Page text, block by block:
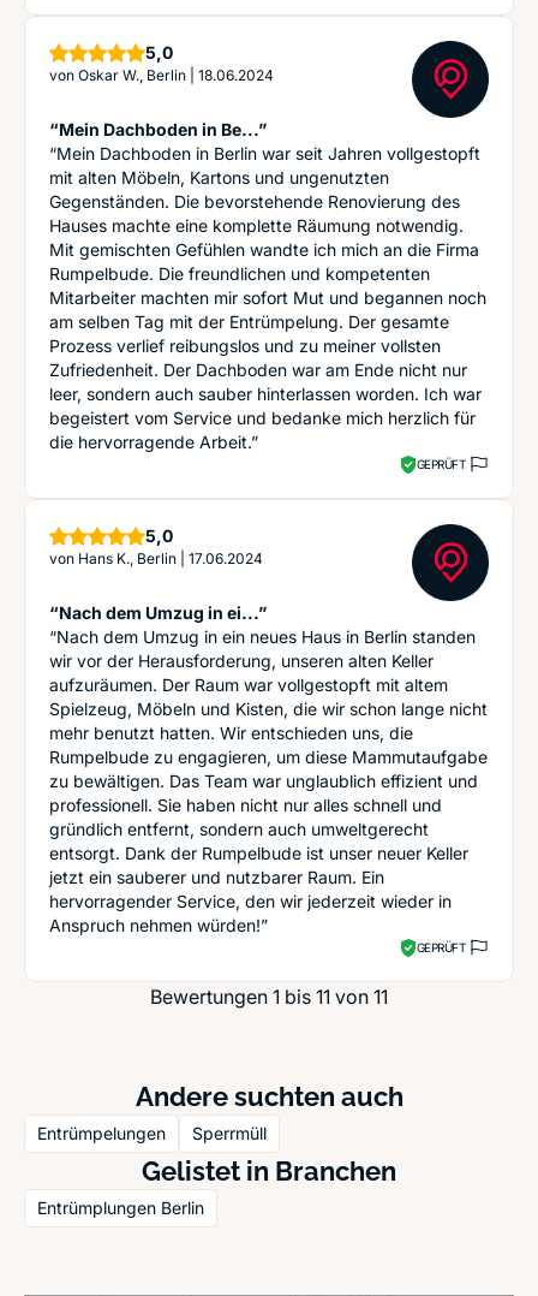
5,0Sterne
von Oskar W., Berlin 18.06.2024
“Mein Dachboden in Be...”
“Mein Dachboden in Berlin war seit Jahren vollgestopft
mit alten Möbeln, Kartons und ungenutzten
Gegenständen. Die bevorstehende Renovierung des
Hauses machte eine komplette Räumung notwendig.
Mit gemischten Gefühlen wandte ich mich an die Firma
Rumpelbude. Die freundlichen und kompetenten
Mitarbeiter machten mir sofort Mut und begannen noch
am selben Tag mit der Entrümpelung. Der gesamte
Prozess verlief reibungslos und zu meiner vollsten
Zufriedenheit. Der Dachboden war am Ende nicht nur
leer, sondern auch sauber hinterlassen worden. Ich war
begeistert vom Service und bedanke mich herzlich für
die hervorragende Arbeit.”
GEPRÜFT
5,0Sterne
von Hans K., Berlin 17.06.2024
“Nach dem Umzug in ei...”
“Nach dem Umzug in ein neues Haus in Berlin standen
wir vor der Herausforderung, unseren alten Keller
aufzuräumen. Der Raum war vollgestopft mit altem
Spielzeug, Möbeln und Kisten, die wir schon lange nicht
mehr benutzt hatten. Wir entschieden uns, die
Rumpelbude zu engagieren, um diese Mammutaufgabe
zu bewältigen. Das Team war unglaublich effizient und
professionell. Sie haben nicht nur alles schnell und
gründlich entfernt, sondern auch umweltgerecht
entsorgt. Dank der Rumpelbude ist unser neuer Keller
jetzt ein sauberer und nutzbarer Raum. Ein
hervorragender Service, den wir jederzeit wieder in
Anspruch nehmen würden!”
GEPRÜFT
Bewertungen 1 bis 11 von 11
Andere suchten auch
Entrümpelungen Sperrmüll
Gelistet in Branchen
Entrümplungen Berlin